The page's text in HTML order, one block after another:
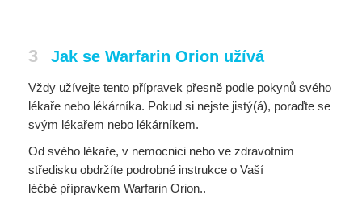
3 Jak se Warfarin Orion užívá
Vždy užívejte tento přípravek přesně podle pokynů svého
lékaře nebo lékárníka. Pokud si nejste jistý(á), poraďte se
svým lékařem nebo lékárníkem.
Od svého lékaře, v nemocnici nebo ve zdravotním
středisku obdržíte podrobné instrukce o Vaší
léčbě přípravkem Warfarin Orion..